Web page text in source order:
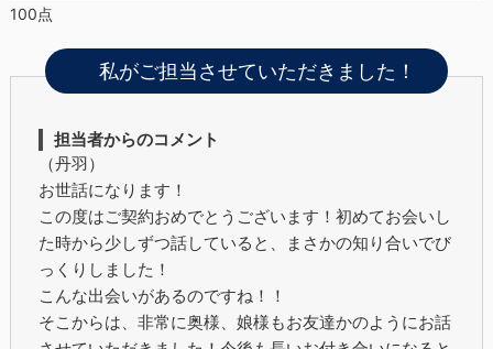
100点
私がご担当させていただきました！
担当者からのコメント
（丹羽）
お世話になります！
この度はご契約おめでとうございます！初めてお会いし
た時から少しずつ話していると、まさかの知り合いでび
っくりしました！
こんな出会いがあるのですね！！
そこからは、非常に奥様、娘様もお友達かのようにお話